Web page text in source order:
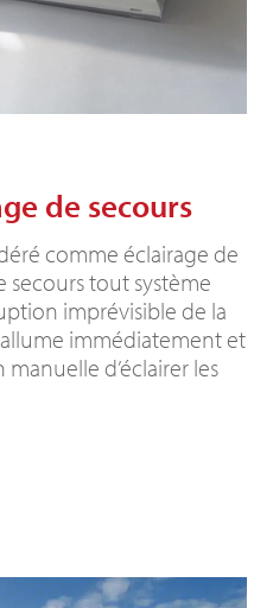
de secours
comme éclairage de
secours tout système
imprévisible de la
immédiatement et
d’éclairer les